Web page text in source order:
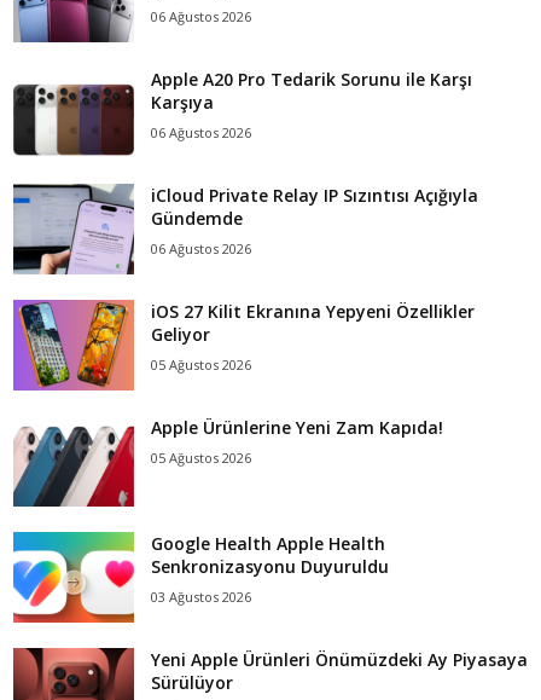
06 Ağustos 2026
Apple A20 Pro Tedarik Sorunu ile Karşı
Karşıya
06 Ağustos 2026
iCloud Private Relay IP Sızıntısı Açığıyla
Gündemde
06 Ağustos 2026
iOS 27 Kilit Ekranına Yepyeni Özellikler
Geliyor
05 Ağustos 2026
Apple Ürünlerine Yeni Zam Kapıda!
05 Ağustos 2026
Google Health Apple Health
Senkronizasyonu Duyuruldu
03 Ağustos 2026
Yeni Apple Ürünleri Önümüzdeki Ay Piyasaya
Sürülüyor